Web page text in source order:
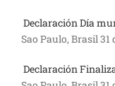
Declaración Día
Sao Paulo, Brasil 31
Declaración